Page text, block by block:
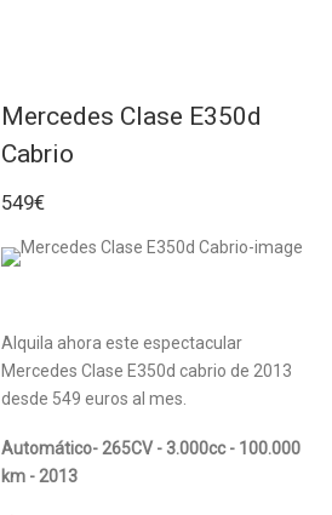
Mercedes Clase E350d
Cabrio
549€
Alquila ahora este espectacular
Mercedes Clase E350d cabrio de 2013
desde 549 euros al mes.
Automático- 265CV - 3.000cc - 100.000
km - 2013